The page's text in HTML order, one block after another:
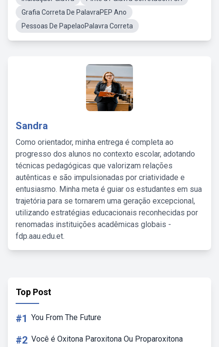
Grafia Correta De PalavraPEP Ano
Pessoas De PapelaoPalavra Correta
Sandra
Como orientador, minha entrega é completa ao
progresso dos alunos no contexto escolar, adotando
técnicas pedagógicas que valorizam relações
autênticas e são impulsionadas por criatividade e
entusiasmo. Minha meta é guiar os estudantes em sua
trajetória para se tornarem uma geração excepcional,
utilizando estratégias educacionais reconhecidas por
renomadas instituições acadêmicas globais -
fdp.aau.edu.et.
Top Post
#1 You From The Future
#2 Você é Oxitona Paroxitona Ou Proparoxitona